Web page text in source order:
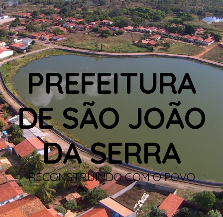
PREFEITURA
DE SÃO JOÃO
DA SERRA
RECONSTRUINDO COM O POVO